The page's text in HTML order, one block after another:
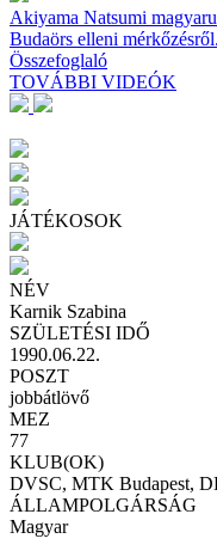
Akiyama Natsumi
Budaörs elleni mérkőzésről.
Összefoglaló
TOVÁBBI VIDEÓK
JÁTÉKOSOK
NÉV
Karnik Szabina
SZÜLETÉSI IDŐ
1990.06.22.
POSZT
jobbátlövő
MEZ
77
KLUB(OK)
DVSC, MTK Budapest,
ÁLLAMPOLGÁRSÁG
Magyar